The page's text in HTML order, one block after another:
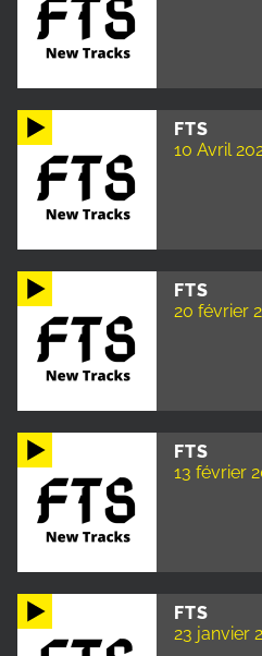
FTS
10 Avril
FTS
20 février
FTS
13 février
FTS
23 janvier